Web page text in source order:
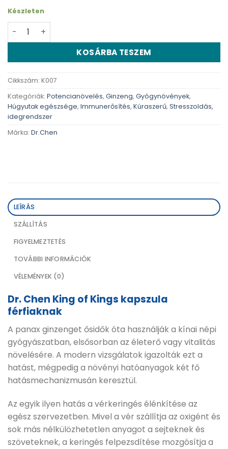
Készleten
Dr.Chen King of Kings kapszula férfiaknak - 50db
KOSÁRBA TESZEM
Cikkszám: K007
Kategóriák: Potencianövelés, Ginzeng, Gyógynövények,
Húgyutak egészsége, Immunerősítés, Kúraszerű, Stresszoldás,
idegrendszer
Márka: Dr.Chen
LEÍRÁS
SZÁLLÍTÁS
FIGYELMEZTETÉS
TOVÁBBI INFORMÁCIÓK
VÉLEMÉNYEK (0)
Dr. Chen King of Kings kapszula
férfiaknak
A panax ginzenget ősidők óta használják a kínai népi
gyógyászatban, elsősorban az életerő vagy vitalitás
növelésére. A modern vizsgálatok igazolták ezt a
hatást, mégpedig a növényi hatóanyagok két fő
hatásmechanizmusán keresztül.
Az egyik ilyen hatás a vérkeringés élénkítése az
egész szervezetben. Mivel a vér szállítja az oxigént és
sok más nélkülözhetetlen anyagot a sejteknek és
szöveteknek, a keringés felpezsdítése mozgósítja a